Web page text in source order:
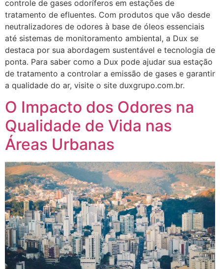
controle de gases odoríferos em estações de
tratamento de efluentes. Com produtos que vão desde
neutralizadores de odores à base de óleos essenciais
até sistemas de monitoramento ambiental, a Dux se
destaca por sua abordagem sustentável e tecnologia de
ponta. Para saber como a Dux pode ajudar sua estação
de tratamento a controlar a emissão de gases e garantir
a qualidade do ar, visite o site duxgrupo.com.br.
O Impacto dos Odores na
Qualidade de Vida nas
Áreas Urbanas